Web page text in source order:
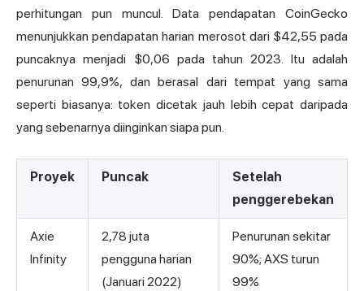
perhitungan pun muncul. Data pendapatan CoinGecko
menunjukkan pendapatan harian merosot dari $42,55 pada
puncaknya menjadi $0,06 pada tahun 2023. Itu adalah
penurunan 99,9%, dan berasal dari tempat yang sama
seperti biasanya: token dicetak jauh lebih cepat daripada
yang sebenarnya diinginkan siapa pun.
Proyek Puncak
Setelah
penggerebekan
Axie
Infinity
2,78 juta
pengguna harian
(Januari 2022)
Penurunan sekitar
90%; AXS turun
99%